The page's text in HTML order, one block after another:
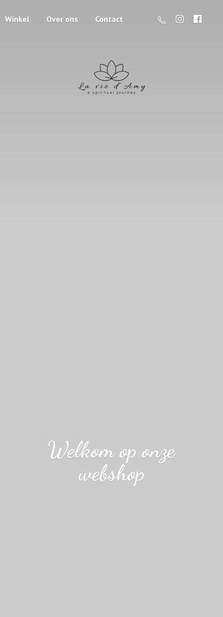
Winkel Over ons Contact
Welkom oponze
webshop